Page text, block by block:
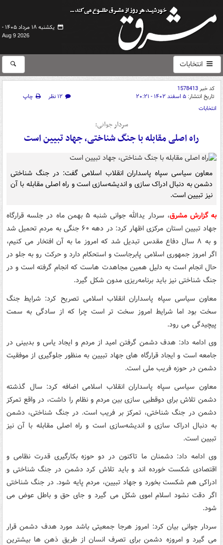
یکشنبه ۱۸ مرداد ۱۴۰۵ -
Aug 9 2026
انتخابات
کد خبر1578413
تاریخ انتشار: ۵ اسفند ۱۴۰۲ - ۲۰:۲۱ ۱۲ نظر
چاپ
انتخابات
سردار جوانی:
راه اصلی مقابله با جنگ شناختی، جهاد تبیین است
معاون سیاسی سپاه پاسداران انقلاب اسلامی گفت: در جنگ شناختی
دشمن به دنبال ادراک سازی و اندیشه‌سازی است و راه اصلی مقابله با آن
نیز تبیین است.
به گزارش مشرق
، سردار یدالله جوانی شنبه ۵ بهمن ماه در جلسه قرارگاه
جهاد تبیین استان مرکزی اظهار کرد: در دهه ۶۰ جنگی به مردم تحمیل شد
و به ۸ سال دفاع مقدس تبدیل شد که امروز ما به آن افتخار می کنیم،
اگر امروز جمهوری اسلامی پابرجاست و استحکام دارد و حرکت رو به جلو در
حال انجام است به دلیل همین مجاهدت هاست که انجام گرفته است و در
جنگ شناختی نیز باید برنامه‌ریزی مدون شکل گیرد.
معاون سیاسی سپاه پاسداران انقلاب اسلامی تصریح کرد: شرایط جنگ
سخت بود اما شرایط امروز سخت تر است چرا که از سادگی به سمت
پیچیدگی می رود.
وی ادامه داد: هدف دشمن گرفتن امید از مردم و ایجاد یاس و بدبینی در
جامعه است و ایجاد قرارگاه های جهاد تبیین به منظور جلوگیری از موفقیت
دشمن در حوزه فریب ملی است.
معاون سیاسی سپاه پاسداران انقلاب اسلامی اضافه کرد: سال گذشته
دشمن تلاش برای دوقطبی سازی بین مردم و نظام را داشت، در واقع تمرکز
دشمن در جنگ شناختی، تمرکز بر فریب است. در جنگ شناختی، دشمن
به دنبال ادراک سازی و اندیشه‌سازی است و راه اصلی مقابله با آن نیز
تبیین است.
وی ادامه داد: دشمنان ما تاکنون در دو حوزه بکارگیری قدرت نظامی و
اقتصادی شکست خورده اند و باید تلاش کرد دشمن در جنگ شناختی و
ادراکی هم شکست بخورد و جهاد تبیین، مردم پایه شود. در جنگ شناختی
اگر دقت نشود اسلام اموی شکل می گیرد و جای حق و باطل عوض می
شود.
سردار جوانی بیان کرد: امروز هرجا جمعیتی باشد مورد هدف دشمن قرار
می گیرد و امروزه دشمن برای تصرف انسان از طریق ذهن ها بیشترین